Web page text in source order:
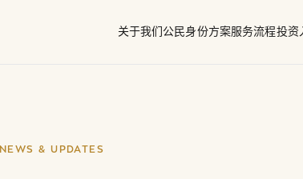
关于我们 公民身份方案服务流程投资
NEWS & UPDATES